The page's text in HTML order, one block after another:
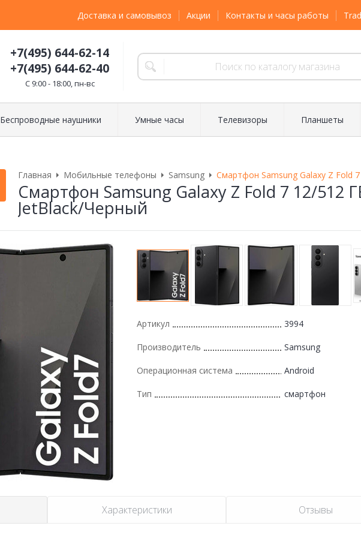
Доставка и самовывоз Акции Контакты и часы работы
+7(495) 644-62-14
+7(495) 644-62-40
C 9:00 - 18:00, пн-вс
Беспроводные наушники Умные часы Телевизоры Планшеты
Главная Мобильные телефоны Samsung Смартфон Samsung Galaxy Z Fold
Смартфон Samsung Galaxy Z Fold 7 12/512
JetBlack/Черный
Артикул 3994
Производитель Samsung
Операционная система Android
Тип смартфон
Характеристики Отзывы